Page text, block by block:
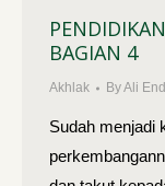
BAGIAN 4
Akhlak ByAli
Sudah menjadi